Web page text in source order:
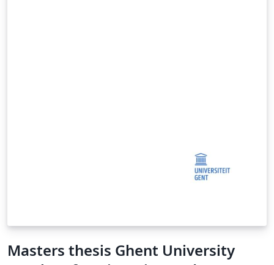
Masters thesis Ghent University